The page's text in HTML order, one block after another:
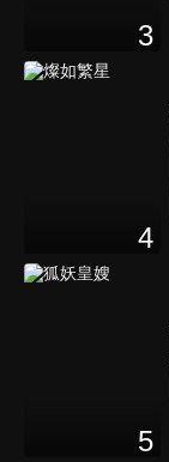
3
4
5